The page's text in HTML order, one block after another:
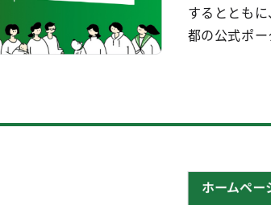
するととも
都の公式ポー